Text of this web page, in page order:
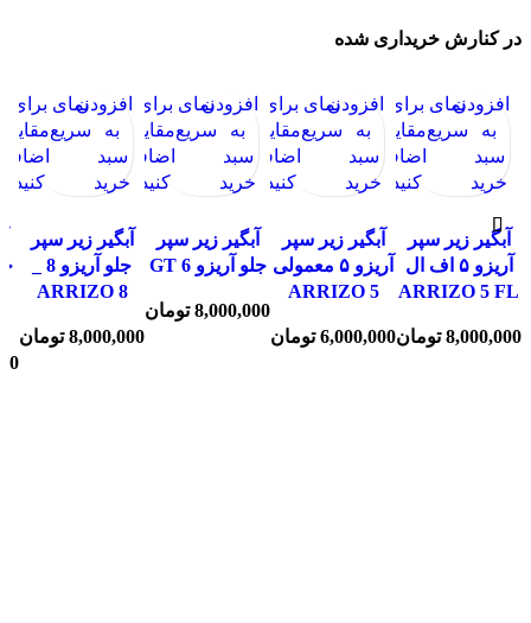
در کنارش خریداری شده
افزودن
به
سبد
خرید
نمای
سریع
برای
مقایسه
اضافه
کنید
آبگیر زیر سپر
آریزو ۵ اف ال
ARRIZO 5 FL
8,000,000 تومان
افزودن
به
سبد
خرید
نمای
سریع
برای
مقایسه
اضافه
کنید
آبگیر زیر سپر
آریزو ۵ معمولی
ARRIZO 5
6,000,000 تومان
افزودن
به
سبد
خرید
نمای
سریع
برای
مقایسه
اضافه
کنید
آبگیر زیر سپر
جلو آریزو 6 GT
8,000,000 تومان
افزودن
به
سبد
خرید
نمای
سریع
برای
اضافه
کنید
آبگیر زیر سپر
ARRIZO 8
8,000,000 تومان